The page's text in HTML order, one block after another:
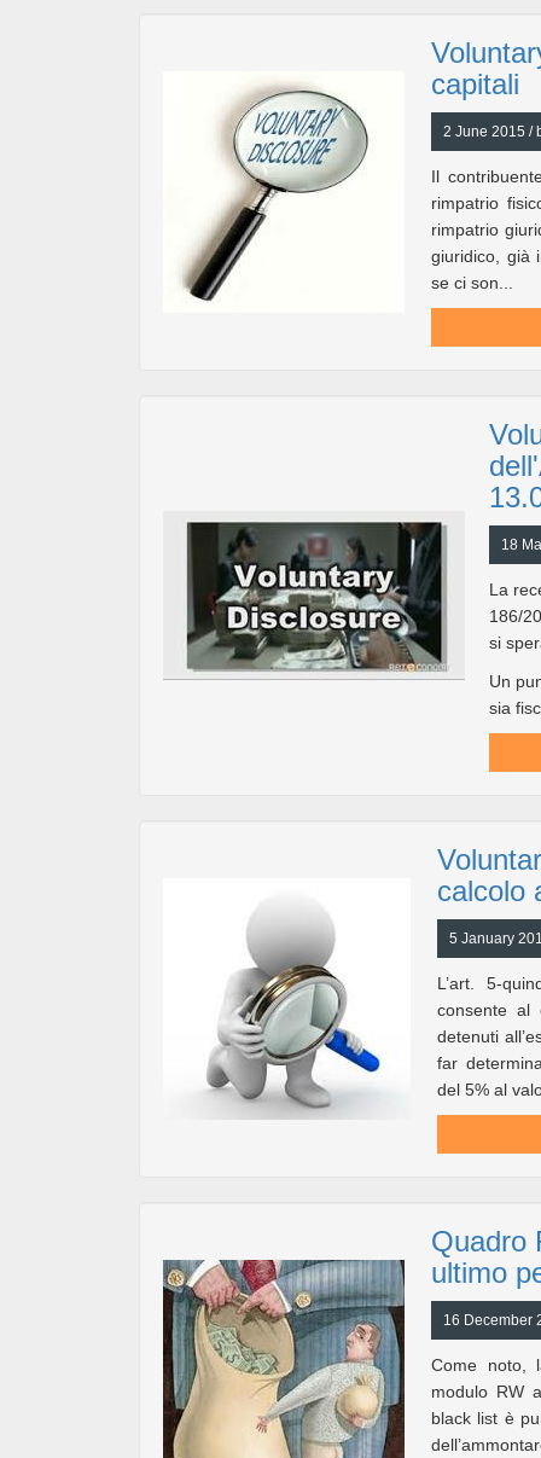
capitali
2 June 2015 /
Il
rimpatrio
rimpatrio
giuridico, già
se ci son...
18
La
186/
si
Un
sia
calcolo
5 January
L’art. 5-
consente al
detenuti
far
del 5% al
Quadro
ultimo
16 December
Come noto,
modulo RW
black list è